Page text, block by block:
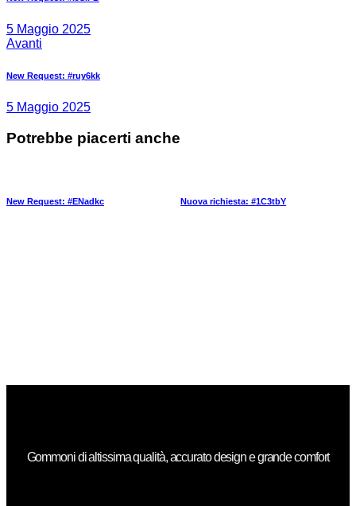
5 Maggio 2025
Avanti
New Request: #ruy6kk
5 Maggio 2025
Potrebbe piacerti anche
New Request: #ENadkc Nuova richiesta: #1C3tbY
Gommoni di altissima qualità, accurato design e grande comfort